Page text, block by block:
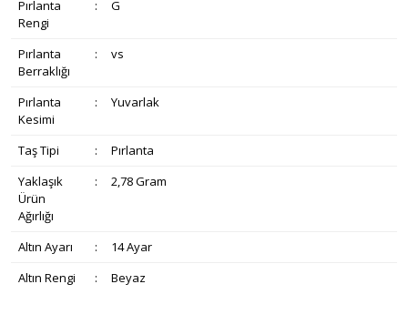
Pırlanta
Rengi
: G
Pırlanta
Berraklığı
: vs
Pırlanta
Kesimi
: Yuvarlak
Taş Tipi :
Pırlanta
Yaklaşık
Ürün
Ağırlığı
: 2,78 Gram
Altın Ayarı :
14 Ayar
Altın Rengi
: Beyaz